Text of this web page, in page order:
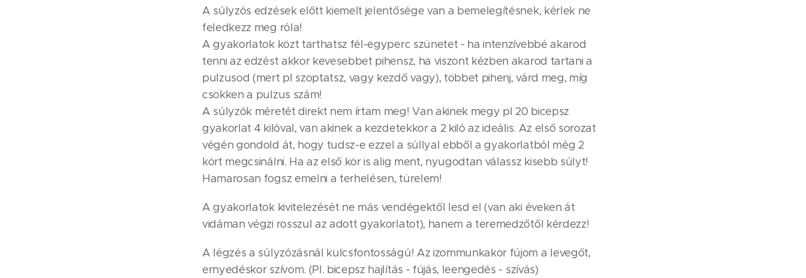
A súlyzós edzések előtt kiemelt jelentősége van a bemelegítésnek, kérlek ne
feledkezz meg róla!
A gyakorlatok közt tarthatsz fél-egyperc szünetet - ha intenzívebbé akarod
tenni az edzést akkor kevesebbet pihensz, ha viszont kézben akarod tartani a
pulzusod (mert pl szoptatsz, vagy kezdő vagy), többet pihenj, várd meg, míg
csökken a pulzus szám!
A súlyzók méretét direkt nem írtam meg! Van akinek megy pl 20 bicepsz
gyakorlat 4 kilóval, van akinek a kezdetekkor a 2 kiló az ideális. Az első sorozat
végén gondold át, hogy tudsz-e ezzel a súllyal ebből a gyakorlatból még 2
kört megcsinálni. Ha az első kör is alig ment, nyugodtan válassz kisebb súlyt!
Hamarosan fogsz emelni a terhelésen, türelem!
A gyakorlatok kivitelezését ne más vendégektől lesd el (van aki éveken át
vidáman végzi rosszul az adott gyakorlatot), hanem a teremedzőtől kérdezz!
A légzés a súlyzózásnál kulcsfontosságú! Az izommunkakor fújom a levegőt,
ernyedéskor szívom. (Pl. bicepsz hajlítás - fújás, leengedés - szívás)